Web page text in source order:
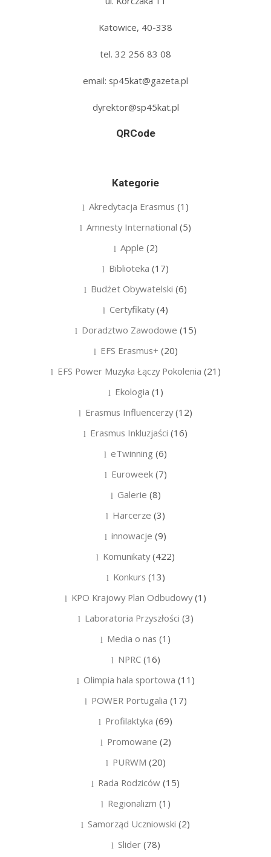
Katowice, 40-338
tel. 32 256 83 08‬
email: sp45kat@gazeta.pl
dyrektor@sp45kat.pl
QRCode
Kategorie
Akredytacja Erasmus (1)
Amnesty International (5)
Apple (2)
Biblioteka (17)
Budżet Obywatelski (6)
Certyfikaty(4)
Doradztwo Zawodowe (15)
EFS Erasmus+ (20)
EFS Power Muzyka Łączy Pokolenia (21)
Ekologia (1)
Erasmus Influencerzy(12)
Erasmus Inkluzjaści (16)
eTwinning (6)
Euroweek(7)
Galerie (8)
Harcerze (3)
innowacje (9)
Komunikaty(422)
Konkurs (13)
KPO Krajowy Plan Odbudowy(1)
Laboratoria Przyszłości (3)
Media o nas (1)
NPRC(16)
Olimpia hala sportowa (11)
POWER Portugalia (17)
Profilaktyka (69)
Promowane (2)
PURWM (20)
Rada Rodziców (15)
Regionalizm (1)
Samorząd Uczniowski (2)
Slider(78)